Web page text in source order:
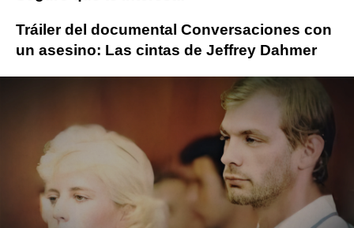
Tráiler del documental Conversaciones con
un asesino: Las cintas de Jeffrey Dahmer
ObjetivoTV